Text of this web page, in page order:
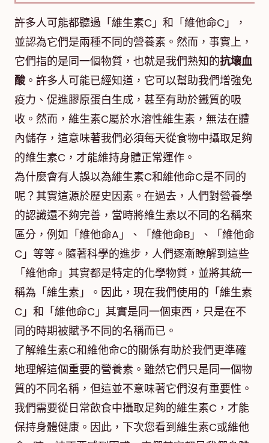
許多人可能都聽過「維生素C」和「維他命C」，
並認為它們是兩種不同的營養素。然而，事實上，
它們指的是同一個物質，也就是我們熟知的抗壞血
酸。許多人可能已經知道，它可以幫助我們增強免
疫力、促進膠原蛋白生成，甚至有助於鐵質的吸
收。然而，維生素C屬於水溶性維生素，無法在體
內儲存，這意味著我們必須每天從食物中攝取足夠
的維生素C，才能維持身體正常運作。
為什麼會有人誤以為維生素C和維他命C是不同的
呢？其實這源於歷史因素。在過去，人們對營養學
的認識還不夠完善，當時將維生素以不同的名稱來
區分，例如「維他命A」、「維他命B」、「維他命
C」等等。隨著科學的進步，人們逐漸瞭解到這些
「維他命」其實都是特定的化學物質，並將其統一
稱為「維生素」。因此，現在我們使用的「維生素
C」和「維他命C」其實是同一個東西，只是在不
同的時期被賦予不同的名稱而已。
了解維生素C和維他命C的關係有助於我們更準確
地理解這個重要的營養素。雖然它們只是同一個物
質的不同名稱，但這並不意味著它們沒有重要性。
我們需要從日常飲食中攝取足夠的維生素C，才能
保持身體健康。因此，下次您看到維生素C或維他